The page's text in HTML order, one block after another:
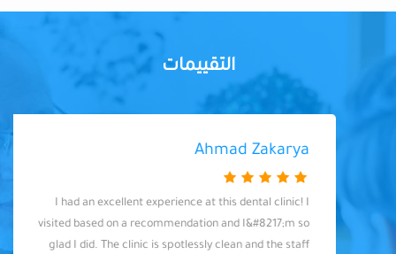
التقييمات
Ahmad Zakarya
I had an excellent experience at this dental clinic! I
visited based on a recommendation and I&#8217;m so
glad I did. The clinic is spotlessly clean and the staff